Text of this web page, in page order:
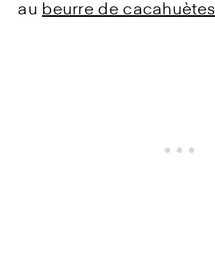
au beurre de cacahuètes